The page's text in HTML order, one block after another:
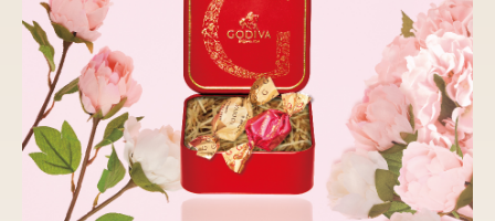
新品 / 季節性商品
歡聚系列
百年限定系列
冰享系列